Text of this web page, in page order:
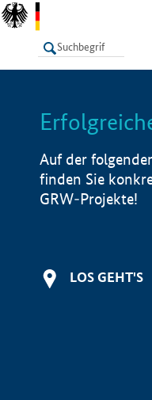
LISTE
Auf der
finden Sie
GRW-Projekte!
LOS GEHT'S